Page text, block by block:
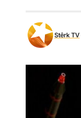
Stêrk TV